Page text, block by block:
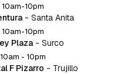
10pm
- Santa Anita
10pm
Plaza - Surco
- 10pm
F Pizarro - Trujillo